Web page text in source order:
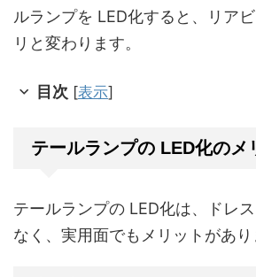
ルランプを LED化すると、リア
リと変わります。
目次 [表示]
テールランプの LED化のメ
テールランプの LED化は、ドレ
なく、実用面でもメリットがあり